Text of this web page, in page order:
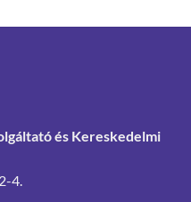
és Kereskedelmi
4.